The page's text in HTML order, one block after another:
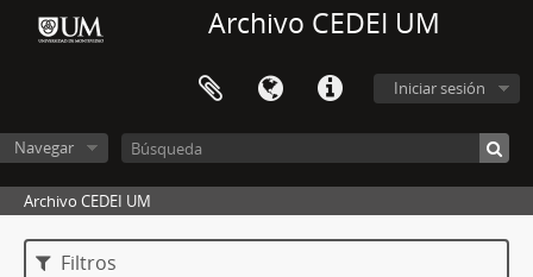
Archivo CEDEI UM
Iniciar sesión
Navegar
Archivo CEDEI UM
Filtros